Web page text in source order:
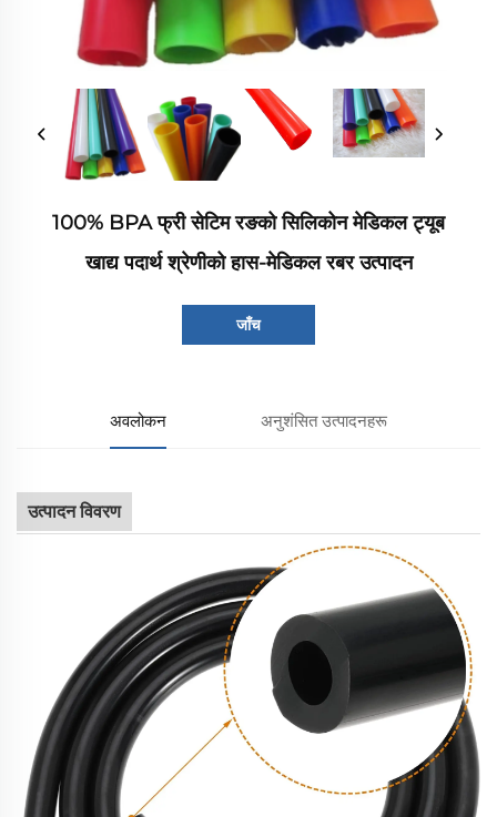
100% BPA फ्री सेटिम रङको सिलिकोन मेडिकल ट्यूब
खाद्य पदार्थ श्रेणीको हास-मेडिकल रबर उत्पादन
जाँच
अवलोकन अनुशंसित उत्पादनहरू
उत्पादन विवरण